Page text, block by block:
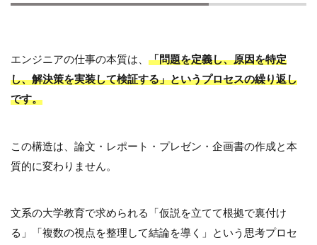
エンジニアの仕事の本質は、 「問題を定義し、原因を特定
し、解決策を実装して検証する」というプロセスの繰り返し
です。
この構造は、論文・レポート・プレゼン・企画書の作成と本
質的に変わりません。
文系の大学教育で求められる「仮説を立てて根拠で裏付け
る」「複数の視点を整理して結論を導く」という思考プロセ